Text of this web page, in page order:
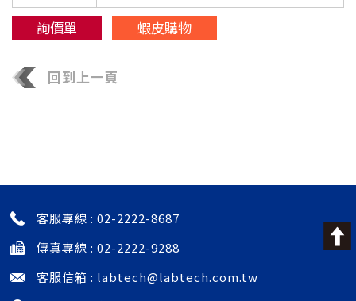
詢價單
蝦皮購物
回到上一頁
客服專線 : 02-2222-8687
傳真專線 : 02-2222-9288
客服信箱 : labtech@labtech.com.tw